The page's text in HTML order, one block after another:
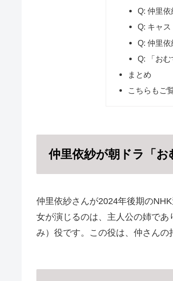
Q: 仲里
Q: キャ
Q: 仲里
Q: 「お
まとめ
こちらもご
仲里依紗が朝ドラ「
仲里依紗さんが2024年後期の
女が演じるのは、主人公の姉であ
み）役です。この役は、仲さんの